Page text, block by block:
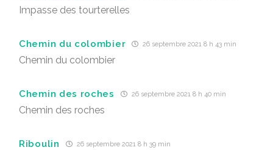
Impasse des tourterelles
Chemin du colombier 26 septembre 2021 8 h 43 min
Chemin du colombier
Chemin des roches 26 septembre 2021 8 h 40 min
Chemin des roches
Riboulin 26 septembre 2021 8 h 39 min